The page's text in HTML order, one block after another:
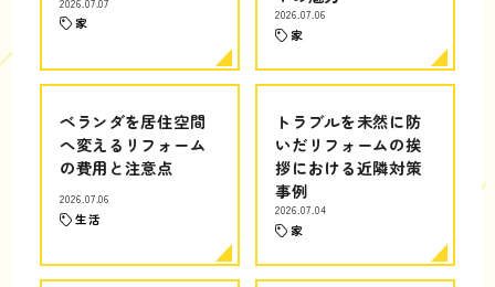
家
2026.07.06
家
ベランダを居住空間
へ変えるリフォーム
の費用と注意点
2026.07.06
生活
トラブルを未然に防
いだリフォームの挨
拶における近隣対策
事例
2026.07.04
家